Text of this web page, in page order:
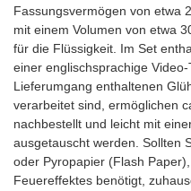
Fassungsvermögen von etwa
mit einem Volumen von etwa
für die Flüssigkeit. Im Set
einer englischsprachige
Lieferumgang enthaltenen
verarbeitet sind, ermöglichen
nachbestellt und leicht mit
ausgetauscht werden. Sollten
oder Pyropapier (Flash
Feuereffektes benötigt,